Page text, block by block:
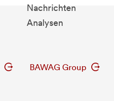
Nachrichten
Analysen
BAWAG Group